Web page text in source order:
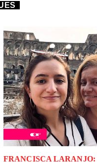
FRANCISCA LARANJO: